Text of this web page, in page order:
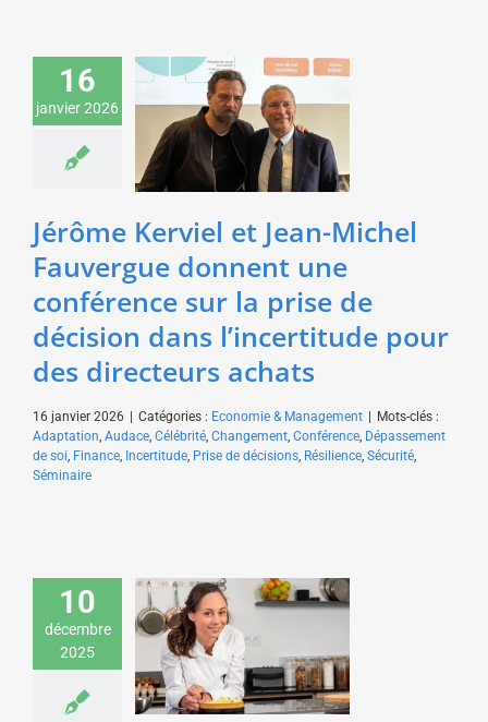
16
janvier 2026
Michel Fauvergue
donnent une
conférence sur la prise
de décision dans
l’incertitude pour des
directeurs achats
Jérôme Kerviel et Jean-Michel
Fauvergue donnent une
conférence sur la prise de
décision dans l’incertitude pour
des directeurs achats
16 janvier 2026 Catégories : Economie & Management
Mots-clés :
Adaptation, Audace, Célébrité, Changement, Conférence, Dépassement
de soi, Finance, Incertitude, Prise de décisions, Résilience, Sécurité,
Séminaire
10
décembre
2025
Nina Métayer est
marraine d’une
cérémonie de remise
de prix d’une fédération
patronale
Gastronomie